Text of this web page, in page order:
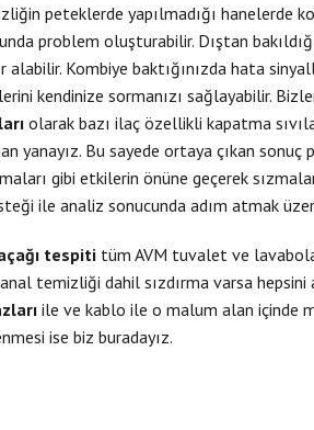
peteklerde yapılmadığı hanelerde
problem oluşturabilir. Dıştan
alabilir. Kombiye baktığınızda hata
kendinize sormanızı sağlayabilir.
olarak bazı ilaç özellikli kapatma
yanayız. Bu sayede ortaya çıkan
gibi etkilerin önüne geçerek
ile analiz sonucunda adım atmak
tespiti tüm AVM tuvalet ve
temizliği dahil sızdırma varsa hepsini
ile ve kablo ile o malum alan içinde
ise biz buradayız.